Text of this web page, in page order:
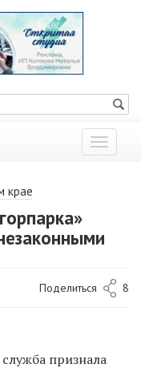
Показать
меню
крае
Поделиться 8
признала